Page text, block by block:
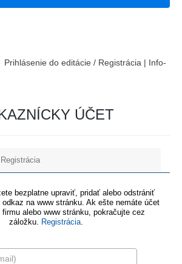
Prihlásenie do editácie / Registrácia | Info-
ÚČET
Registrácia
bezplatne upraviť, pridať alebo odstrániť
na www stránku. Ak ešte nemáte účet
alebo www stránku, pokračujte cez
záložku. Registrácia.